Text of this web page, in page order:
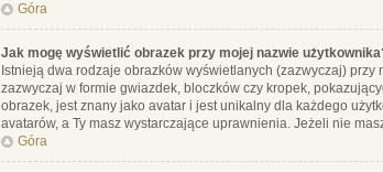
Góra
Jak mogę wyświetlić obrazek przy mojej nazwie
Istnieją dwa rodzaje obrazków wyświetlanych (zazwyczaj)
zazwyczaj w formie gwiazdek, bloczków czy kropek,
obrazek, jest znany jako avatar i jest unikalny dla każdego
avatarów, a Ty masz wystarczające uprawnienia. Jeżeli nie
Góra